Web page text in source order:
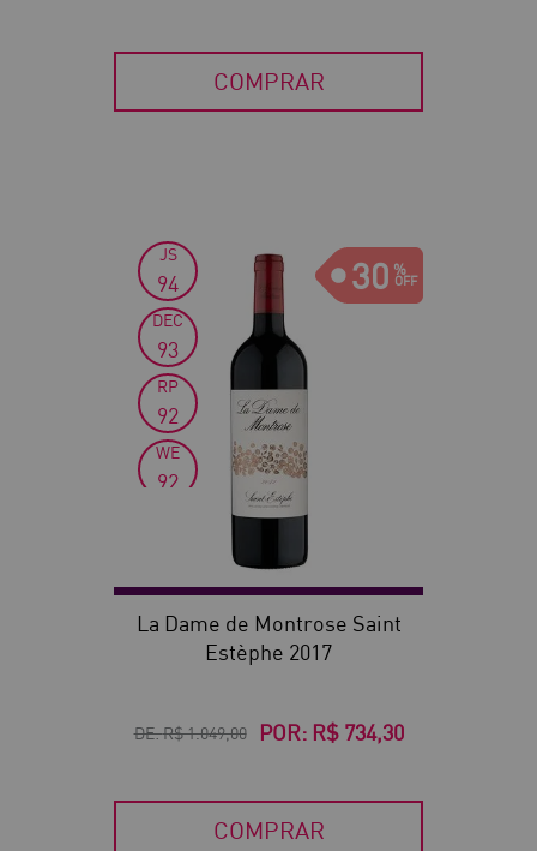
COMPRAR
30
JS
94
DEC
93
RP
92
WE
92
La Dame de Montrose Saint
Estèphe 2017
DE:R$ 1.049,00 POR: R$ 734,30
COMPRAR